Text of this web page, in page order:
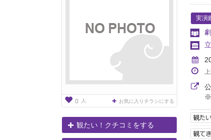
0 人 お気に入りチラシにする
観たい！クチコミをする
実演
※